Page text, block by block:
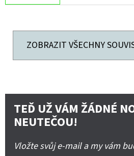
ZOBRAZIT VŠECHNY
TEĎ UŽ VÁM ŽÁDNÉ
NEUTEČOU!
Vložte svůj e-mail a my vám